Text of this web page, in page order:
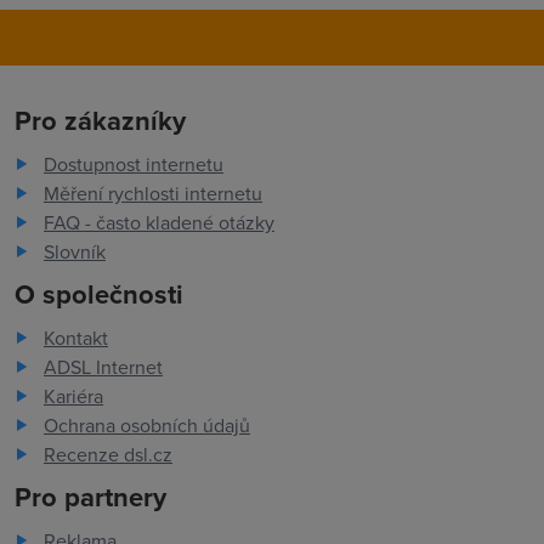
Pro zákazníky
Dostupnost internetu
Měření rychlosti internetu
FAQ - často kladené otázky
Slovník
O společnosti
Kontakt
ADSL Internet
Kariéra
Ochrana osobních údajů
Recenze dsl.cz
Pro partnery